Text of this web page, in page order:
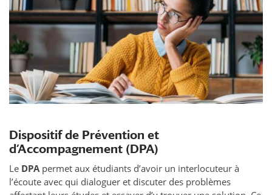
Dispositif de Prévention et
d’Accompagnement (DPA)
Le DPApermet aux étudiants d’avoir un interlocuteur à
l’écoute avec qui dialoguer et discuter des problèmes